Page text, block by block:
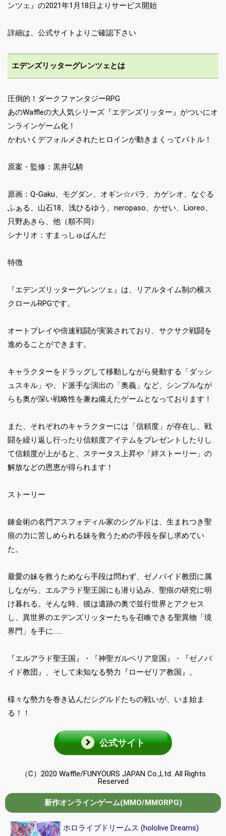
ンツェ』の2021年1月18日よりサービス開始
詳細は、公式サイトよりご確認下さい
エデンズリッターグレンツェとは
圧倒的！ダークファンタジーRPG
あのWaffleの大人気シリーズ『エデンズリッター』がついにオ
ンラインゲーム化！
かわいくデフォルメされたヒロインが動きまくってバトル！
原案・監修：黒井弘騎
原画：Q-Gaku、モグダン、オギン☆バラ、カゲシオ、なぐる
ふぁる、山石18、浅ひるゆう、neropaso、かせい、Lioreo、
只野あきら、他（順不同）
シナリオ：すまっしゅぱんだ
特徴
『エデンズリッターグレンツェ』は、リアルタイム制の横ス
クロールRPGです。
オートプレイや倍速戦闘が実装されており、サクサク戦闘を
進めることができます。
キャラクターをドラッグして移動しながら発動する「ダッシ
ュスキル」や、ド派手な演出の「奥義」など、シンプルなが
らも奥が深い戦略性を兼ね備えたゲームとなっております！
また、それぞれのキャラクターには「信頼度」が存在し、戦
闘を繰り返し行ったり信頼度アイテムをプレゼントしたりし
て信頼度が上がると、ステータス上昇や「絆ストーリー」の
解放などの恩恵が得られます！
ストーリー
錬金術の名門アスフォディル家のシグルドは、生まれつき聖
痕の力に苦しめられる妹を救うための手段を探し求めてい
た。
最愛の妹を救うためなら手段は問わず、ゼノバイド教団に属
しながら、エルアラド聖王国にも潜り込み、聖痕の研究に明
け暮れる。そんな時、彼は遺跡の奥で並行世界とアクセス
し、異世界のエデンズリッターたちを召喚できる聖異物「境
界門」を手に……
『エルアラド聖王国』・『神聖ガルベリア皇国』・『ゼノバ
イド教団』、そして未知なる勢力『ローゼリア教国』。
様々な勢力を巻き込んだシグルドたちの戦いが、いま始ま
る！！
公式サイト
（C）2020 Waffle/FUNYOURS JAPAN Co.,Ltd. All Rights
Reserved
新作オンラインゲーム(MMO/MMORPG)
ホロライブドリームス (hololive Dreams)